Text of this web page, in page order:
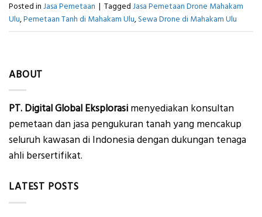
Posted in Jasa Pemetaan | Tagged Jasa Pemetaan Drone Mahakam
Ulu,Pemetaan Tanh di Mahakam Ulu,Sewa Drone di Mahakam Ulu
ABOUT
PT. Digital Global Eksplorasi menyediakan konsultan
pemetaan dan jasa pengukuran tanah yang mencakup
seluruh kawasan di Indonesia dengan dukungan tenaga
ahli bersertifikat.
LATEST POSTS